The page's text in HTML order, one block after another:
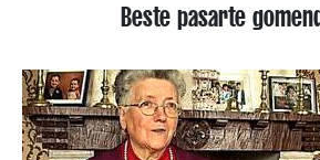
Beste pasarte